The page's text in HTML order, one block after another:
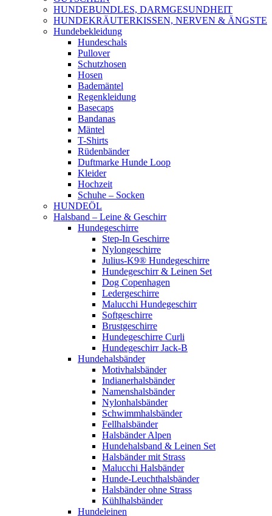
HUNDEBUNDLES, DARMGESUNDHEIT
HUNDEKRÄUTERKISSEN, NERVEN & ÄNGSTE
Hundebekleidung
Hundeschals
Pullover
Schutzhosen
Hosen
Bademäntel
Regenkleidung
Basecaps
Bandanas
Mäntel
T-Shirts
Rüdenbänder
Duftmarke Hunde Loop
Kleider
Hochzeit
Schuhe – Socken
HUNDEÖL
Halsband – Leine & Geschirr
Hundegeschirre
Step-In Geschirre
Nylongeschirre
Julius-K9® Hundegeschirre
Hundegeschirr & Leinen Set
Dog Copenhagen
Ledergeschirre
Malucchi Hundegeschirr
Softgeschirre
Brustgeschirre
Hundegeschirre Curli
Hundegeschirr Jack-B
Hundehalsbänder
Motivhalsbänder
Indianerhalsbänder
Namenshalsbänder
Nylonhalsbänder
Schwimmhalsbänder
Fellhalsbänder
Halsbänder Alpen
Hundehalsband & Leinen Set
Halsbänder mit Strass
Malucchi Halsbänder
Hunde-Leuchthalsbänder
Halsbänder ohne Strass
Kühlhalsbänder
Hundeleinen